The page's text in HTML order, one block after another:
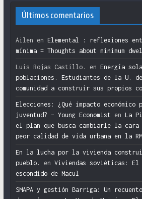
Últimos comentarios
Ailen en Elemental : reflexiones
mínima = Thoughts about minimum
Luis Rojas Castillo. en Energía
poblaciones. Estudiantes de la U.
comunidad a construir sus propios
Elecciones: ¿Qué impacto
juventud? – Young Economist en La
el plan que busca cambiarle la cara
peor calidad de vida urbana en la RM
En la lucha por la vivienda
pueblo.
en Viviendas soviéticas: El
escondido de Macul
SMAPA y gestión Barriga: Un